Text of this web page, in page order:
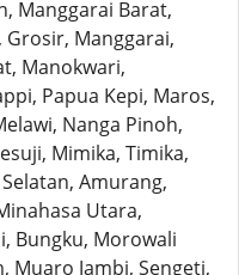
Manggarai Barat,
Grosir, Manggarai,
Manokwari,
Papua Kepi, Maros,
Nanga Pinoh,
Mimika, Timika,
Amurang,
Utara,
Bungku, Morowali
Muaro Jambi, Sengeti,